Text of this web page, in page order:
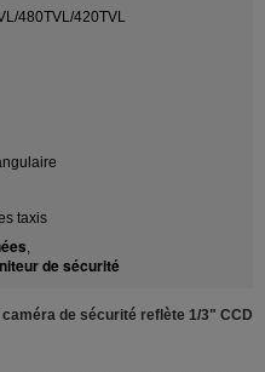
480TVL/420TVL
taxis
,
de sécurité
de sécurité reflète 1/3" CCD